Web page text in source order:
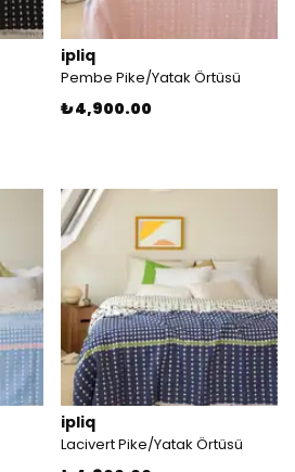
ipliq
Pembe Pike/Yatak Örtüsü
₺ 4,900.00
ipliq
Lacivert Pike/Yatak Örtüsü